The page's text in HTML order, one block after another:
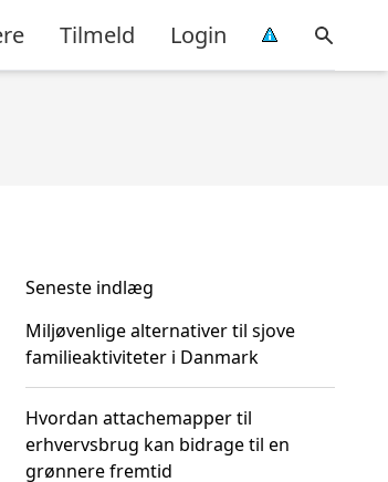
Tilmeld Login
Seneste indlæg
Miljøvenlige alternativer til sjove
familieaktiviteter i Danmark
Hvordan attachemapper til
erhvervsbrug kan bidrage til en
grønnere fremtid